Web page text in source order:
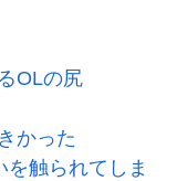
OLの尻
かった
を触られてしま